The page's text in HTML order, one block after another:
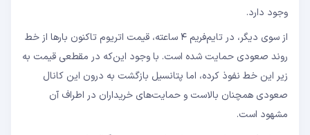
وجود دارد.
از سوی دیگر، در تایم‌فریم ۴ ساعته، قیمت اتریوم تاکنون بارها از خط
روند صعودی حمایت شده است. با وجود این‌که در مقطعی قیمت به
زیر این خط نفوذ کرده، اما پتانسیل بازگشت به درون این کانال
صعودی همچنان بالاست و حمایت‌های خریداران در اطراف آن
مشهود است.